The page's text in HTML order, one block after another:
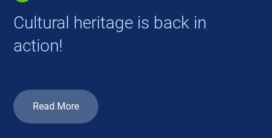
Cultural heritage is back in
action!
Read More